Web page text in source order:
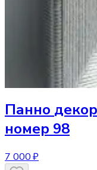
Панно
номер 98
7 000 ₽